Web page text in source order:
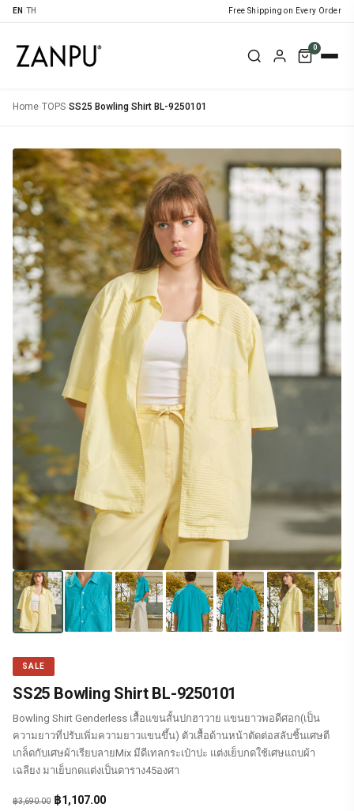
EN TH Free Shipping on Every Order
0
Home TOPS SS25 Bowling Shirt BL-9250101
SALE
SS25 Bowling Shirt BL-9250101
Bowling Shirt Genderless เสื้อแขนสั้นปกฮาวาย แขนยาวพอดีศอก(เป็น
ความยาวที่ปรับเพิ่มความยาวแขนขึ้น) ตัวเสื้อด้านหน้าตัดต่อสลับชิ้นเศษตี
เกล็ดกับเศษผ้าเรียบลายMix มีดีเทลกระเป๋าปะ แต่งเย็บกดใช้เศษแถบผ้า
เฉลียง มาเย็บกดแต่งเป็นตาราง45องศา
฿3,690.00 Original
฿1,107.00Current